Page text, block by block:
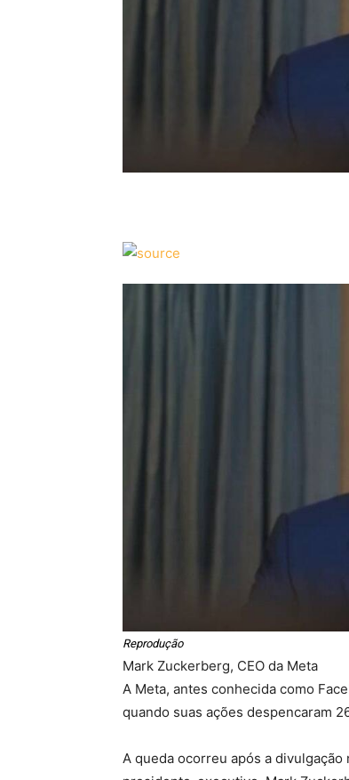
Reprodução
Mark Zuckerberg, CEO da Meta
A Meta, antes conhecida como
quando suas ações despencaram
A queda ocorreu após a